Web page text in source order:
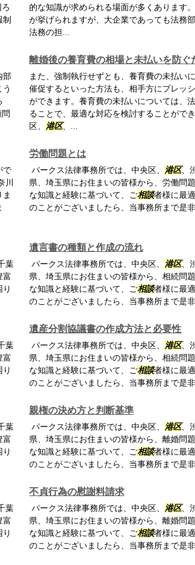
的な知識が求められる場面が多くあります
が挙げられますが、大企業であっても法務
法務の担...
部
離婚後の養育費の相場と未払いを防ぐ
また、強制執行せずとも、養育費の未払いに
催促するといった方法も、相手方にプレッ
ができます。養育費の未払いについては、
ることで、最適な対応を検討することがで
区、 港区、...
で
川
労働問題とは
パークス法律事務所では、中央区、 港区、
県、埼玉県にお住まいの皆様から、労働問
な知識と経験に基づいて、ご相談者様に最
のことがございましたら、当事務所まで是
葉
富
遺言書の種類と作成の流れ
パークス法律事務所では、中央区、 港区、
県、埼玉県にお住まいの皆様から、相続問
な知識と経験に基づいて、ご相談者様に最
のことがございましたら、当事務所まで是
葉
富
遺産分割協議書の作成方法と必要性
パークス法律事務所では、中央区、 港区、
県、埼玉県にお住まいの皆様から、相続問
な知識と経験に基づいて、ご相談者様に最
のことがございましたら、当事務所まで是
葉
富
親権の決め方と判断基準
パークス法律事務所では、中央区、 港区、
県、埼玉県にお住まいの皆様から、離婚問
な知識と経験に基づいて、ご相談者様に最
のことがございましたら、当事務所まで是
葉
富
不貞行為の慰謝料請求
パークス法律事務所では、中央区、 港区、
県、埼玉県にお住まいの皆様から、離婚問
な知識と経験に基づいて、ご相談者様に最
のことがございましたら、当事務所まで是